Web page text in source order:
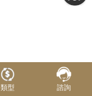
類型 諮詢